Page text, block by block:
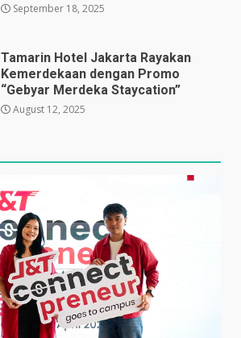
September 18, 2025
Tamarin Hotel Jakarta Rayakan
Kemerdekaan dengan Promo
“Gebyar Merdeka Staycation”
August 12, 2025